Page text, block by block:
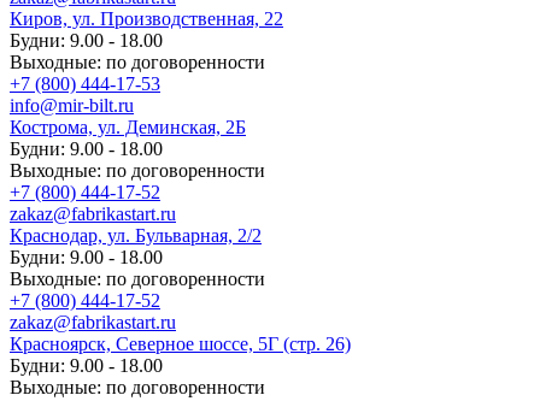
Киров, ул. Производственная, 22
Будни: 9.00 - 18.00
Выходные: по договоренности
+7 (800) 444-17-53
info@mir-bilt.ru
Кострома, ул. Деминская, 2Б
Будни: 9.00 - 18.00
Выходные: по договоренности
+7 (800) 444-17-52
zakaz@fabrikastart.ru
Краснодар, ул. Бульварная, 2/2
Будни: 9.00 - 18.00
Выходные: по договоренности
+7 (800) 444-17-52
zakaz@fabrikastart.ru
Красноярск, Северное шоссе, 5Г (стр. 26)
Будни: 9.00 - 18.00
Выходные: по договоренности